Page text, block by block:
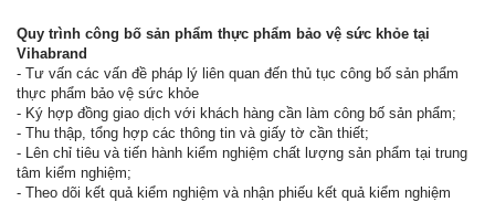
Quy trình công bố sản phẩm thực phẩm bảo vệ sức khỏe tại
Vihabrand
- Tư vấn các vấn đề pháp lý liên quan đến thủ tục công bố sản phẩm
thực phẩm bảo vệ sức khỏe
- Ký hợp đồng giao dịch với khách hàng cần làm công bố sản phẩm;
- Thu thập, tổng hợp các thông tin và giấy tờ cần thiết;
- Lên chỉ tiêu và tiến hành kiểm nghiệm chất lượng sản phẩm tại trung
tâm kiểm nghiệm;
- Theo dõi kết quả kiểm nghiệm và nhận phiếu kết quả kiểm nghiệm